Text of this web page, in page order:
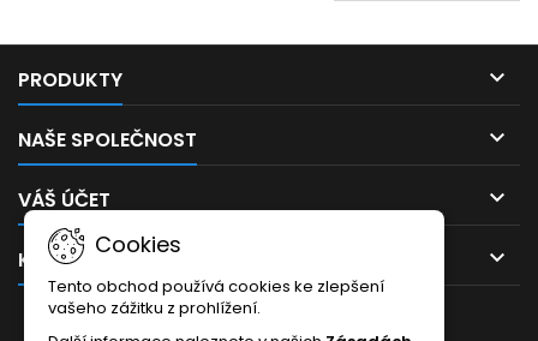
PRODUKTY 
NAŠE SPOLEČNOST 
VÁŠ ÚČET 
KONTAKT 
Cookies
Tento obchod používá cookies ke zlepšení
vašeho zážitku z prohlížení.
ODBĚR NOVINEK